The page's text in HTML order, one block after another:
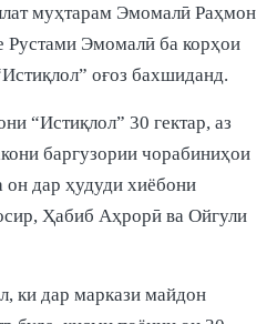
муҳтарам Эмомалӣ Раҳмон
Эмомалӣ ба корҳои
оғоз бахшиданд.
“Истиқлол” 30 гектар, аз
баргузории чорабиниҳои
он дар ҳудуди хиёбони
Ҳабиб Аҳрорӣ ва Ойгули
ки дар маркази майдон